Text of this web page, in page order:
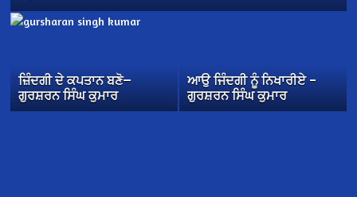
ਜ਼ਿੰਦਗੀ ਦੇ ਕਪਤਾਨ ਬਣੋ—
ਗੁਰਸ਼ਰਨ ਸਿੰਘ ਕੁਮਾਰ
ਆਉ ਜਿੰਦਗੀ ਨੂੰ ਨਿਖਾਰੀਏ –
ਗੁਰਸ਼ਰਨ ਸਿੰਘ ਕੁਮਾਰ